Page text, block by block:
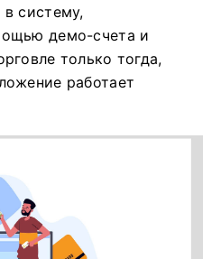
систему,
демо-счета и
только тогда,
работает